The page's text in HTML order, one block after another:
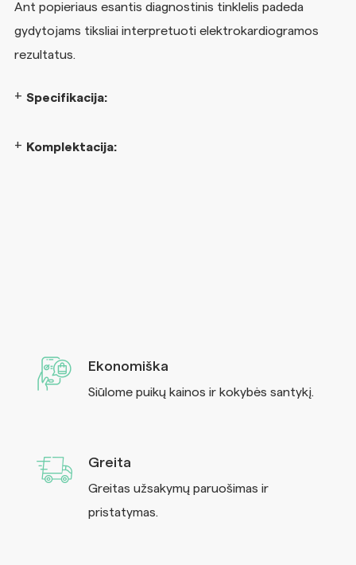
Ant popieriaus esantis diagnostinis tinklelis padeda
gydytojams tiksliai interpretuoti elektrokardiogramos
rezultatus.
Specifikacija:
Komplektacija:
Ekonomiška
Siūlome puikų kainos ir kokybės santykį.
Greita
Greitas užsakymų paruošimas ir
pristatymas.